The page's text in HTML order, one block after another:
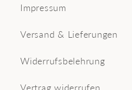
Impressum
Versand & Lieferungen
Widerrufsbelehrung
Vertrag widerrufen